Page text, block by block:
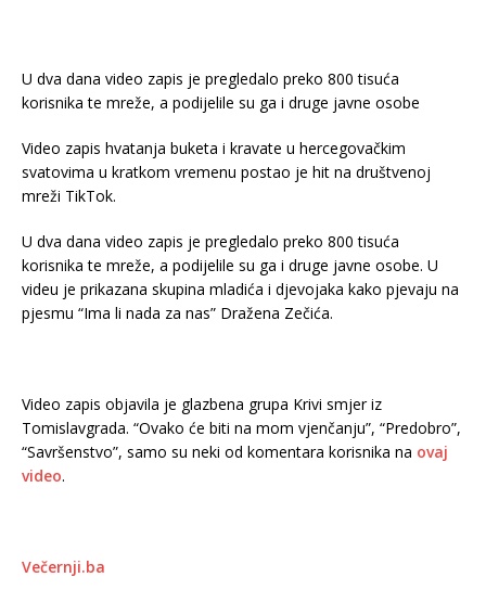
U dva dana video zapis je pregledalo preko 800 tisuća
korisnika te mreže, a podijelile su ga i druge javne osobe
Video zapis hvatanja buketa i kravate u hercegovačkim
svatovima u kratkom vremenu postao je hit na društvenoj
mreži TikTok.
U dva dana video zapis je pregledalo preko 800 tisuća
korisnika te mreže, a podijelile su ga i druge javne osobe. U
videu je prikazana skupina mladića i djevojaka kako pjevaju na
pjesmu “Ima li nada za nas” Dražena Zečića.
Video zapis objavila je glazbena grupa Krivi smjer iz
Tomislavgrada. “Ovako će biti na mom vjenčanju”, “Predobro”,
“Savršenstvo”, samo su neki od komentara korisnika na ovaj
video.
Večernji.ba